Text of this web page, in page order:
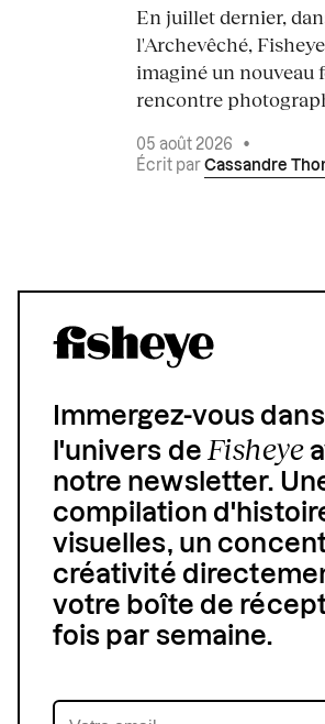
En juillet dernier,
l'Archevêché,
imaginé un nouveau
rencontre
05 août 2026
•
Écrit par Cassandre
Immergez-vous dans
l'univers deFisheye
notre newsletter.
compilation
visuelles, un
créativité
votre boîte de
fois par semaine.